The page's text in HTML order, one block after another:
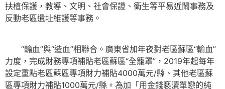
扶植保護，教導、文明、社會保證、衛生等平易近鬧事務及
反動老區遺址維護等事務。
“輸血”與“造血”相聯合。廣東省加年夜對老區蘇區“輸血”
力度，完成財務專項補貼老區蘇區“全籠罩”，2019年起每年
設定重點老區蘇區專項財力補貼4000萬元/縣、其他老區蘇
區專項財力補貼1000萬元/縣。為加「用金錢褻瀆單戀的純